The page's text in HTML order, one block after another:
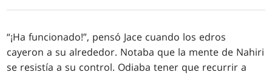
“¡Ha funcionado!”, pensó Jace cuando los edros
cayeron a su alrededor. Notaba que la mente de Nahiri
se resistía a su control. Odiaba tener que recurrir a